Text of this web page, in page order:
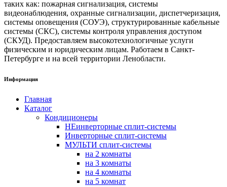
таких как: пожарная сигнализация, системы
видеонаблюдения, охранные сигнализации, диспетчеризация,
системы оповещения (СОУЭ), структурированные кабельные
системы (СКС), системы контроля управления доступом
(СКУД). Предоставляем высокотехнологичные услуги
физическим и юридическим лицам. Работаем в Санкт-
Петербурге и на всей территории Ленобласти.
Информация
Главная
Каталог
Кондиционеры
НЕинверторные сплит-системы
Инверторные сплит-системы
МУЛЬТИ сплит-системы
на 2 комнаты
на 3 комнаты
на 4 комнаты
на 5 комнат